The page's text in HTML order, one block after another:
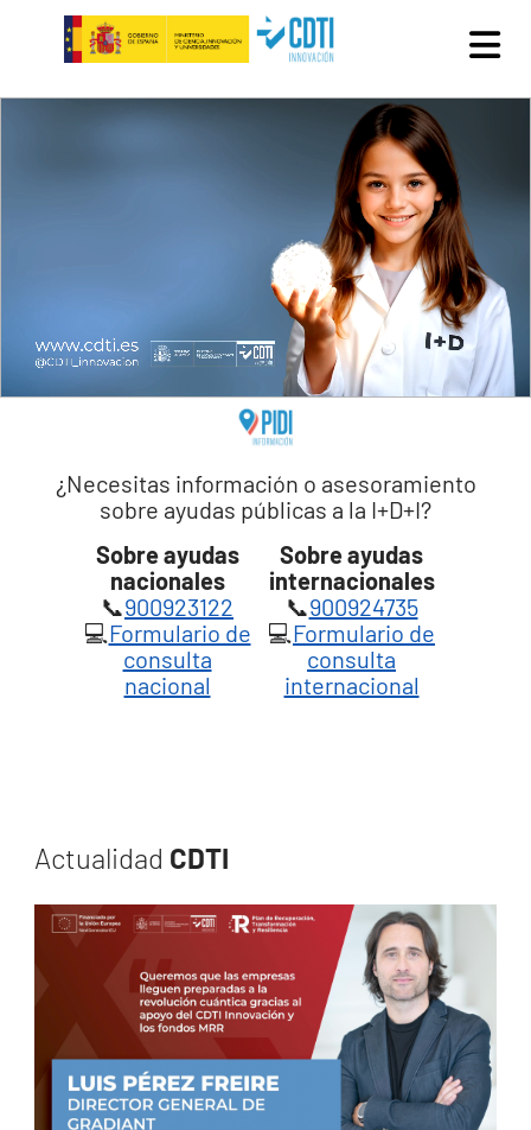
Pasar al contenido principal
¿Necesitas información o asesoramiento
sobre ayudas públicas a la I+D+I?
Sobre ayudas
nacionales
Sobre ayudas
internacionales
📞900923122 📞900924735
💻Formulario de
consulta
nacional
💻Formulario de
consulta
internacional
Actualidad CDTI